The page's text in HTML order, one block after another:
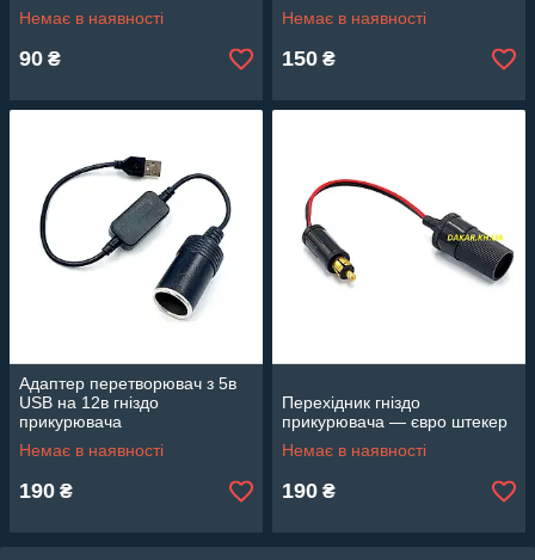
Немає в наявності
90 ₴
Немає в наявності
150 ₴
Адаптер перетворювач з 5в
USB на 12в гніздо
прикурювача
Немає в наявності
190 ₴
Перехідник гніздо
прикурювача — євро штекер
Немає в наявності
190 ₴